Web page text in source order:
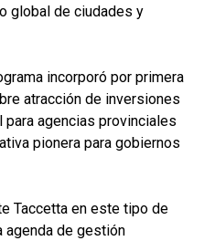
global de ciudades y
incorporó por primera
atracción de inversiones
agencias provinciales
pionera para gobiernos
Taccetta en este tipo de
agenda de gestión